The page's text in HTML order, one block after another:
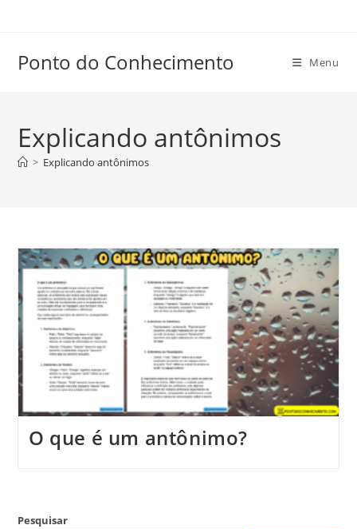
conteúdo
Ponto do Conhecimento Menu
Explicando antônimos
> Explicando antônimos
O que é um antônimo?
Pesquisar